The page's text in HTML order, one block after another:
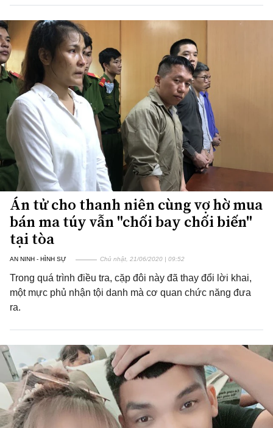
Án tử cho thanh niên cùng vợ hờ mua
bán ma túy vẫn "chối bay chối biến"
tại tòa
AN NINH - HÌNH SỰ Chủ nhật, 21/06/2020 | 09:52
Trong quá trình điều tra, cặp đôi này đã thay đổi lời khai,
một mực phủ nhận tội danh mà cơ quan chức năng đưa
ra.